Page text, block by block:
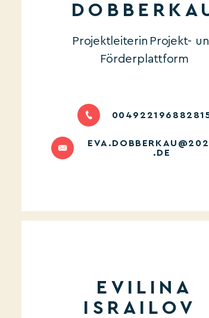
Projektleiterin Projekt-
Förderplattform
.DE
EVILINA
ISRAILOV